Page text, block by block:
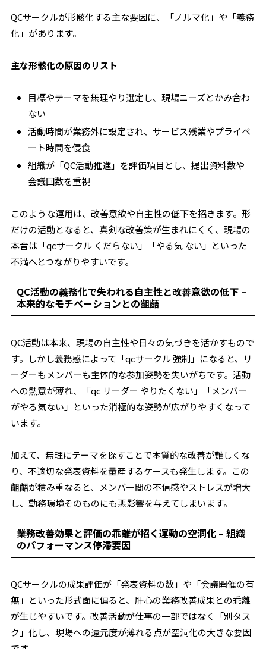
QCサークルが形骸化する主な要因に、「ノルマ化」や「義務
化」があります。
主な形骸化の原因のリスト
目標やテーマを無理やり選定し、現場ニーズとかみ合わ
ない
活動時間が業務外に設定され、サービス残業やプライベ
ート時間を侵食
組織が「QC活動推進」を評価項目とし、提出資料数や
会議回数を重視
このような運用は、改善意欲や自主性の低下を招きます。形
だけの活動となると、真剣な改善策が生まれにくく、現場の
本音は「qcサークル くだらない」「やる気 ない」といった
不満へとつながりやすいです。
QC活動の義務化で失われる自主性と改善意欲の低下 –
本来的なモチベーションとの齟齬
QC活動は本来、現場の自主性や日々の気づきを活かすもので
す。しかし義務感によって「qcサークル 強制」になると、リ
ーダーもメンバーも主体的な参加姿勢を失いがちです。活動
への熱意が薄れ、「qc リーダー やりたくない」「メンバー
がやる気ない」といった消極的な姿勢が広がりやすくなって
います。
加えて、無理にテーマを探すことで本質的な改善が難しくな
り、不適切な発表資料を量産するケースも発生します。この
齟齬が積み重なると、メンバー間の不信感やストレスが増大
し、勤務環境そのものにも悪影響を与えてしまいます。
業務改善効果と評価の乖離が招く運動の空洞化 – 組織
のパフォーマンス停滞要因
QCサークルの成果評価が「発表資料の数」や「会議開催の有
無」といった形式面に偏ると、肝心の業務改善成果との乖離
が生じやすいです。改善活動が仕事の一部ではなく「別タス
ク」化し、現場への還元度が薄れる点が空洞化の大きな要因